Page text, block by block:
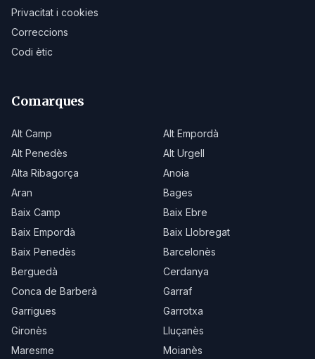
Privacitat i cookies
Correccions
Codi ètic
Comarques
Alt Camp
Alt Empordà
Alt Penedès
Alt Urgell
Alta Ribagorça
Anoia
Aran
Bages
Baix Camp
Baix Ebre
Baix Empordà
Baix Llobregat
Baix Penedès
Barcelonès
Berguedà
Cerdanya
Conca de Barberà
Garraf
Garrigues
Garrotxa
Gironès
Lluçanès
Maresme
Moianès